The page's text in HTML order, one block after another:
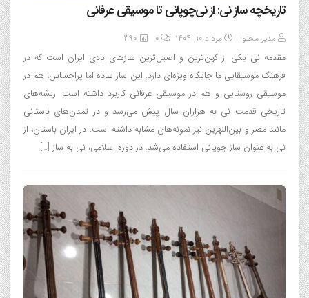
تاریخچه ساز نی: از نی‌چوپانی تا موسیقی عرفانی
مدیر محتوا مرداد ۱۰, ۱۴۰۴ 0
390
مقدمه نی یکی از کهن‌ترین و اصیل‌ترین سازهای بادی ایران است که در
فرهنگ موسیقایی ما جایگاه ویژه‌ای دارد. این ساز ساده اما پراحساس، هم در
موسیقی روستایی و هم در موسیقی عرفانی کاربرد داشته است. ریشه‌های
تاریخی قدمت نی به هزاران سال پیش می‌رسد و در تمدن‌های باستانی
مانند مصر و بین‌النهرین نیز نمونه‌های مشابه داشته است. در ایران باستان، از
نی به عنوان ساز چوپانی استفاده می‌شد. در دوره اسلامی، نی به ساز […]